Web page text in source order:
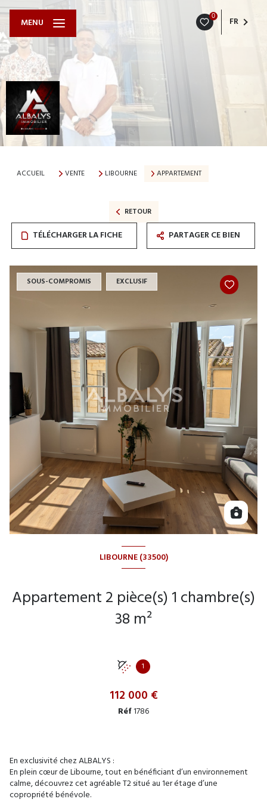
0 FR
MENU
ACCUEIL VENTE LIBOURNE APPARTEMENT
RETOUR
TÉLÉCHARGER LA FICHE PARTAGER CE BIEN
SOUS-COMPROMIS EXCLUSIF
LIBOURNE (33500)
Appartement 2 pièce(s) 1 chambre(s)
38 m²
1
112 000 €
Réf1786
En exclusivité chez ALBALYS :
En plein cœur de Libourne, tout en bénéficiant d’un environnement
calme, découvrez cet agréable T2 situé au 1er étage d’une
copropriété bénévole.